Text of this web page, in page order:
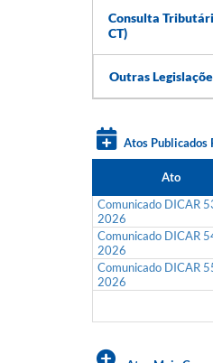
Consulta
CT)
Outras
Atos Publicados
Ato
Comunicado DICAR
2026
Comunicado DICAR
2026
Comunicado DICAR
2026